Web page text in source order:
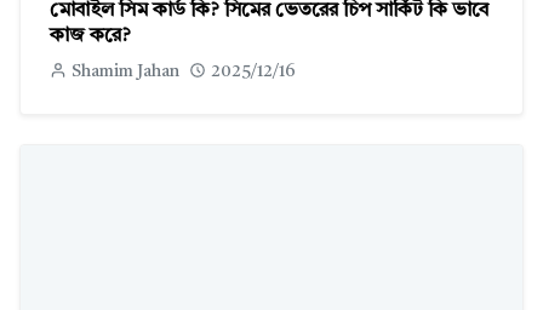
মোবাইল সিম কার্ড কি? সিমের ভেতরের চিপ সার্কিট কি ভাবে
কাজ করে?
Shamim Jahan 2025/12/16